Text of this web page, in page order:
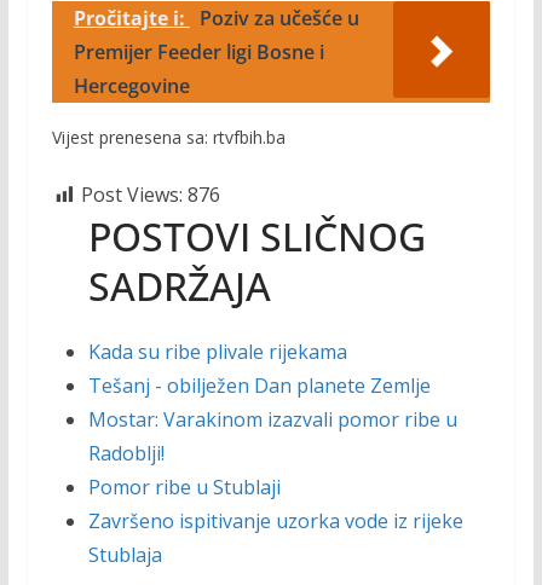
Pročitajte i:
Poziv za učešće u
Premijer Feeder ligi Bosne i
Hercegovine
Vijest prenesena sa: rtvfbih.ba
Post Views: 876
POSTOVI SLIČNOG
SADRŽAJA
Kada su ribe plivale rijekama
Tešanj - obilježen Dan planete Zemlje
Mostar: Varakinom izazvali pomor ribe u
Radoblji!
Pomor ribe u Stublaji
Završeno ispitivanje uzorka vode iz rijeke
Stublaja